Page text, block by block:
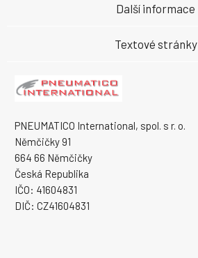
PNEUMATICO International, spol. s r. o.
Němčičky 91
664 66 Němčičky
Česká Republika
IČO: 41604831
DIČ: CZ41604831
Další informace
Textové stránky